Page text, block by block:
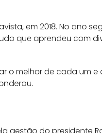
em 2018. No ano
que aprendeu com
o melhor de cada um
gestão do presidente